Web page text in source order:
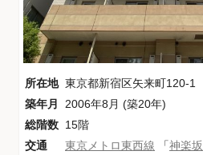
所在地 東京都新宿区矢来町120-1
築年月
2006年8月 (築20年)
総階数 15階
交通
東京メトロ東西線 「神楽坂